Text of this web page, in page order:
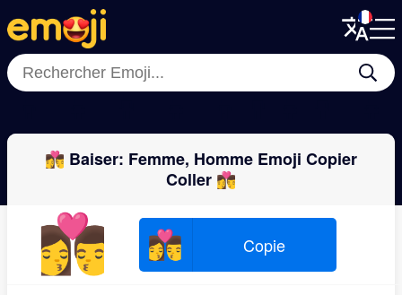
Menu
Close
Menu
Close
👩‍❤️‍💋‍👨 Baiser: Femme, Homme Emoji Copier
Coller 👩‍❤️‍💋‍👨
👩‍❤️‍💋‍👨 👩‍❤️‍💋‍👨 Copie